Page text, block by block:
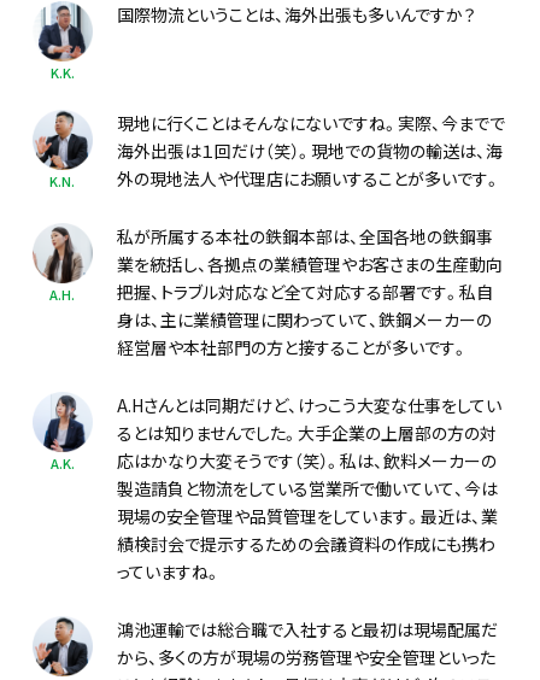
K.K.
国際物流ということは、海外出張も多いんですか？
K.N.
現地に行くことはそんなにないですね。実際、今までで
海外出張は１回だけ（笑）。現地での貨物の輸送は、海
外の現地法人や代理店にお願いすることが多いです。
A.H.
私が所属する本社の鉄鋼本部は、全国各地の鉄鋼事
業を統括し、各拠点の業績管理やお客さまの生産動向
把握、トラブル対応など全て対応する部署です。私自
身は、主に業績管理に関わっていて、鉄鋼メーカーの
経営層や本社部門の方と接することが多いです。
A.K.
A.Hさんとは同期だけど、けっこう大変な仕事をしてい
るとは知りませんでした。大手企業の上層部の方の対
応はかなり大変そうです（笑）。私は、飲料メーカーの
製造請負と物流をしている営業所で働いていて、今は
現場の安全管理や品質管理をしています。最近は、業
績検討会で提示するための会議資料の作成にも携わ
っていますね。
鴻池運輸では総合職で入社すると最初は現場配属だ
から、多くの方が現場の労務管理や安全管理といった